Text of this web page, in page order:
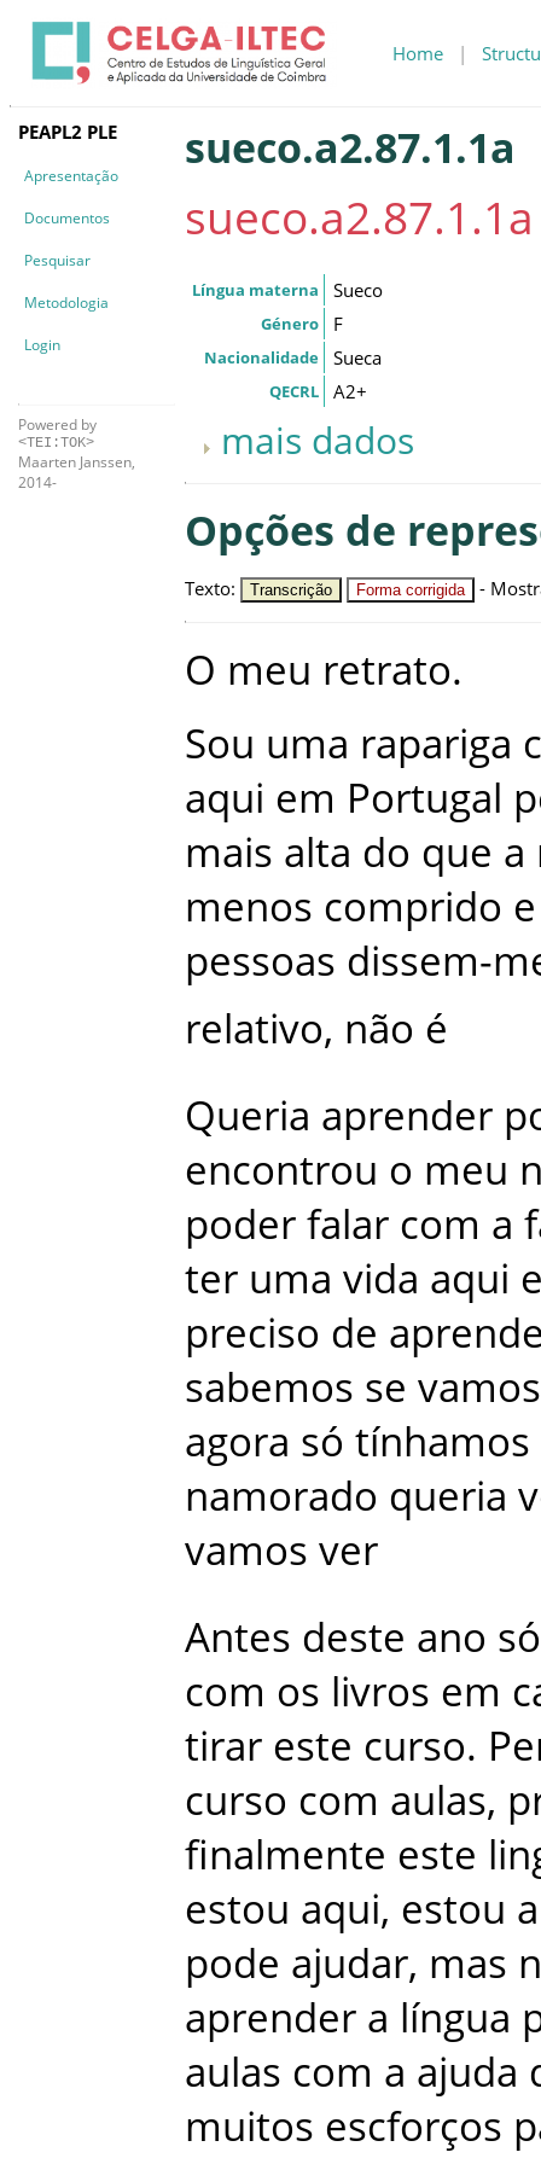
Home |
PEAPL2 PLE
Apresentação
Documentos
Pesquisar
Metodologia
Login
Powered by
<TEI:TOK>
Maarten Janssen,
2014-
sueco.a2.87.1.1a
sueco.a2.87.1.1a
Língua materna Sueco
Género F
Nacionalidade Sueca
QECRL A2+
mais dados
Opções de
Texto: Transcrição Forma corrigida -
O meu retrato.
Sou uma rapariga
aqui em Portugal
mais alta do que a
menos comprido e
pessoas dissem-
relativo, não é
Queria aprender
encontrou o meu
poder falar com a
ter uma vida aqui
preciso de
sabemos se vamos
agora só tínhamos
namorado queria
vamos ver
Antes deste ano só
com os livros em
tirar este curso.
curso com aulas,
finalmente este
estou aqui, estou a
pode ajudar, mas
aprender a língua
aulas com a ajuda
muitos escforços